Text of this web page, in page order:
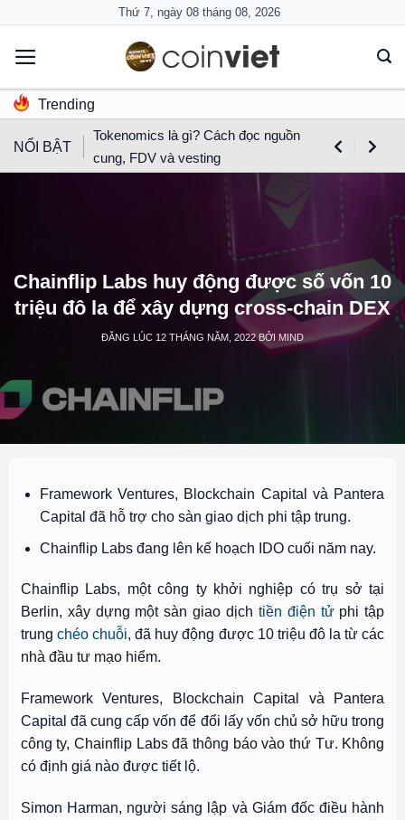
content
Thứ 7, ngày 08 tháng 08, 2026
Trending
NỔI BẬT
Tokenomics là gì? Cách đọc nguồn
cung, FDV và vesting
Chainflip Labs huy động được số vốn 10
triệu đô la để xây dựng cross-chain DEX
ĐĂNG LÚC 12 THÁNG NĂM, 2022BỞI MIND
Framework Ventures, Blockchain Capital và Pantera
Capital đã hỗ trợ cho sàn giao dịch phi tập trung.
Chainflip Labs đang lên kế hoạch IDO cuối năm nay.
Chainflip Labs, một công ty khởi nghiệp có trụ sở tại
Berlin, xây dựng một sàn giao dịch tiền điện tửphi tập
trung chéo chuỗi, đã huy động được 10 triệu đô la từ các
nhà đầu tư mạo hiểm.
Framework Ventures, Blockchain Capital và Pantera
Capital đã cung cấp vốn để đổi lấy vốn chủ sở hữu trong
công ty, Chainflip Labs đã thông báo vào thứ Tư. Không
có định giá nào được tiết lộ.
Simon Harman, người sáng lập và Giám đốc điều hành